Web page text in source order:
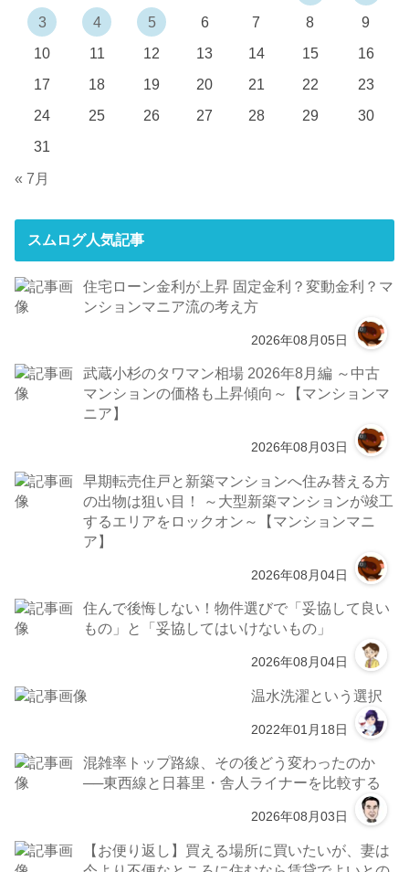
3
4 5 6 7 8
9
10
11 12 13 14 15
16
17
18 19 20 21 22
23
24
25 26 27 28 29
30
31
« 7月
スムログ人気記事
住宅ローン金利が上昇 固定金利？変動金利？マ
ンションマニア流の考え方
2026年08月05日
武蔵小杉のタワマン相場 2026年8月編 ～中古
マンションの価格も上昇傾向～【マンションマ
ニア】
2026年08月03日
早期転売住戸と新築マンションへ住み替える方
の出物は狙い目！ ～大型新築マンションが竣工
するエリアをロックオン～【マンションマニ
ア】
2026年08月04日
住んで後悔しない！物件選びで「妥協して良い
もの」と「妥協してはいけないもの」
2026年08月04日
温水洗濯という選択
2022年01月18日
混雑率トップ路線、その後どう変わったのか
──東西線と日暮里・舎人ライナーを比較する
2026年08月03日
【お便り返し】買える場所に買いたいが、妻は